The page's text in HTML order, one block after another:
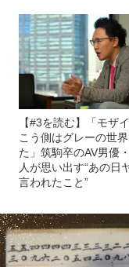
【#3を読む】「モザ
こう側はグレーの世
た」筑駒卒のAV男優
人が思い出す“あの日
言われたこと”